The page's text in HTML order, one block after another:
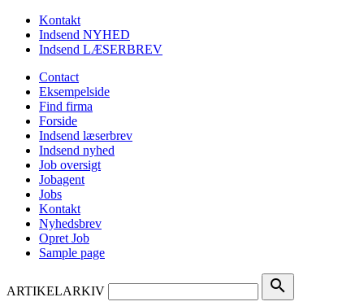
Kontakt
Indsend NYHED
Indsend LÆSERBREV
Contact
Eksempelside
Find firma
Forside
Indsend læserbrev
Indsend nyhed
Job oversigt
Jobagent
Jobs
Kontakt
Nyhedsbrev
Opret Job
Sample page
ARTIKELARKIV search